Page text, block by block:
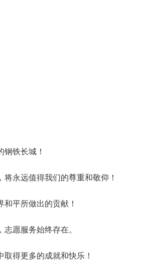
铁长城！
永远值得我们的尊重和敬仰！
平所做出的贡献！
愿服务始终存在。
得更多的成就和快乐！